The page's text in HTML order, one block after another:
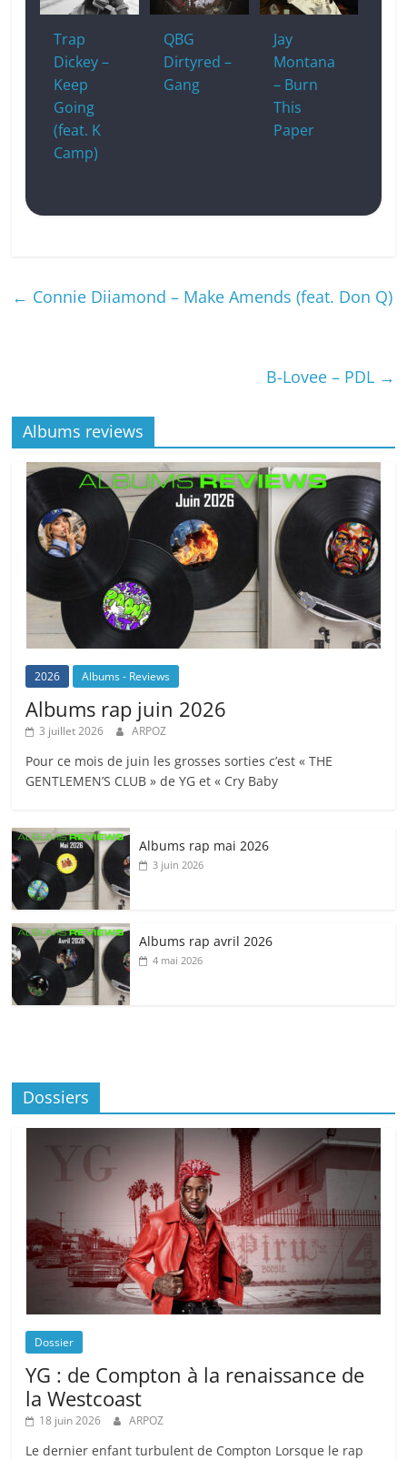
Trap
Dickey –
Keep
Going
(feat. K
Camp)
QBG
Dirtyred –
Gang
Jay
Montana
– Burn
This
Paper
← Connie Diiamond – Make Amends (feat. Don Q)
B-Lovee – PDL →
Albums reviews
2026 Albums - Reviews
Albums rap juin 2026
3 juillet 2026 ARPOZ
Pour ce mois de juin les grosses sorties c’est « THE
GENTLEMEN’S CLUB » de YG et « Cry Baby
Albums rap mai 2026
3 juin 2026
Albums rap avril 2026
4 mai 2026
Dossiers
Dossier
YG : de Compton à la renaissance de
la Westcoast
18 juin 2026 ARPOZ
Le dernier enfant turbulent de Compton Lorsque le rap